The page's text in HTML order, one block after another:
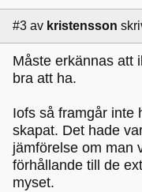
#3 av kristensson
Måste erkännas att
bra att ha.
Iofs så framgår inte
skapat. Det hade
jämförelse om man
förhållande till de
myset.